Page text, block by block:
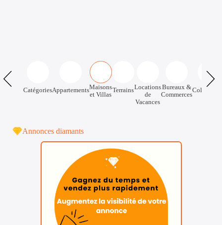
CatégoriesAppartementsMaisons
et Villas
TerrainsLocations
de
Vacances
Bureaux &
Commerces
Annonces diamants